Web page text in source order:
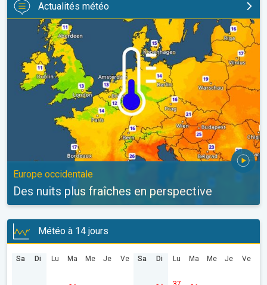
Actualités météo
Des nuits plus fraîches en perspective. Europe occidentale. . .
Europe occidentale
Des nuits plus fraîches en perspective
Météo à 14 jours
Sa Di Lu Ma Me Je Ve Sa Di Lu
37
Ma Me Je Ve